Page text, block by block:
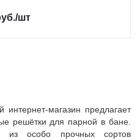
/шт
магазин предлагает
решётки для парной в бане.
из особо прочных сортов